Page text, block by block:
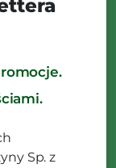
Sp. z